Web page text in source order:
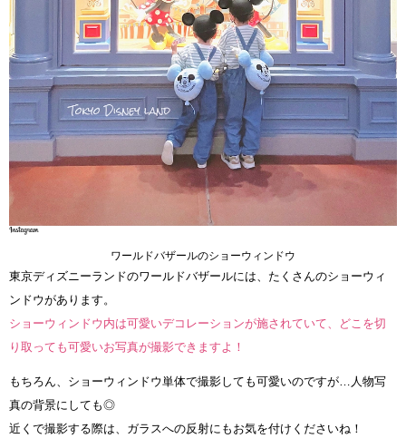
ワールドバザールのショーウィンドウ
東京ディズニーランドのワールドバザールには、たくさんのショーウィ
ンドウがあります。
ショーウィンドウ内は可愛いデコレーションが施されていて、どこを切
り取っても可愛いお写真が撮影できますよ！
もちろん、ショーウィンドウ単体で撮影しても可愛いのですが…人物写
真の背景にしても◎
近くで撮影する際は、ガラスへの反射にもお気を付けくださいね！